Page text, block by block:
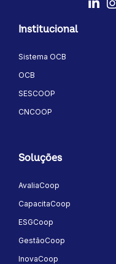
Institucional
Sistema OCB
OCB
SESCOOP
CNCOOP
Soluções
AvaliaCoop
CapacitaCoop
ESGCoop
GestãoCoop
InovaCoop